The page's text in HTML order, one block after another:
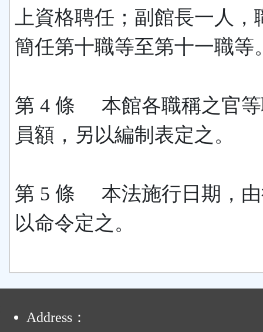
上資格聘任；副館長一人，
簡任第十職等至第十一職等
第 4 條 本館各職稱之官等
員額，另以編制表定之。
第 5 條 本法施行日期，由
以命令定之。
Address：